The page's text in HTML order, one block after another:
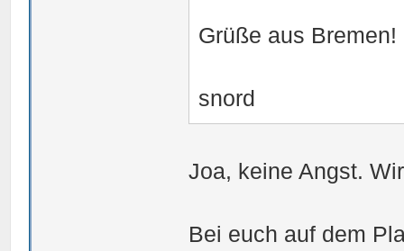
Grüße aus Bremen!
snord
Joa, keine Angst.
Bei euch auf dem